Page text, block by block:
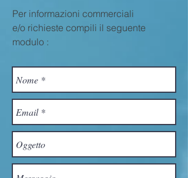
Per informazioni commerciali
e/o richieste compili il seguente
modulo :